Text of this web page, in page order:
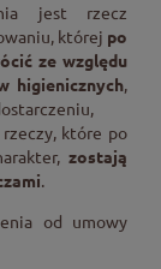
jest rzecz
której po
ze względu
higienicznych,
które po
zostają
.
od umowy